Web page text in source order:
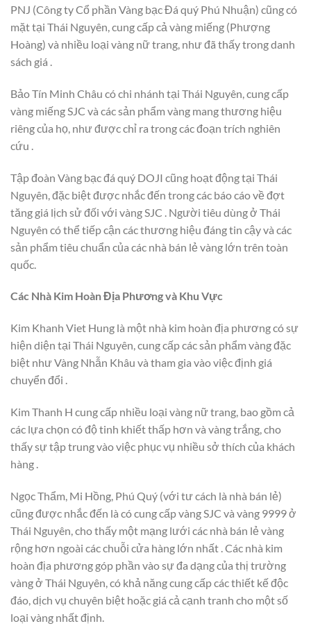
PNJ (Công ty Cổ phần Vàng bạc Đá quý Phú Nhuận) cũng có
mặt tại Thái Nguyên, cung cấp cả vàng miếng (Phượng
Hoàng) và nhiều loại vàng nữ trang, như đã thấy trong danh
sách giá .
Bảo Tín Minh Châu có chi nhánh tại Thái Nguyên, cung cấp
vàng miếng SJC và các sản phẩm vàng mang thương hiệu
riêng của họ, như được chỉ ra trong các đoạn trích nghiên
cứu .
Tập đoàn Vàng bạc đá quý DOJI cũng hoạt động tại Thái
Nguyên, đặc biệt được nhắc đến trong các báo cáo về đợt
tăng giá lịch sử đối với vàng SJC . Người tiêu dùng ở Thái
Nguyên có thể tiếp cận các thương hiệu đáng tin cậy và các
sản phẩm tiêu chuẩn của các nhà bán lẻ vàng lớn trên toàn
quốc.
Các Nhà Kim Hoàn Địa Phương và Khu Vực
Kim Khanh Viet Hung là một nhà kim hoàn địa phương có sự
hiện diện tại Thái Nguyên, cung cấp các sản phẩm vàng đặc
biệt như Vàng Nhẫn Khâu và tham gia vào việc định giá
chuyển đổi .
Kim Thanh H cung cấp nhiều loại vàng nữ trang, bao gồm cả
các lựa chọn có độ tinh khiết thấp hơn và vàng trắng, cho
thấy sự tập trung vào việc phục vụ nhiều sở thích của khách
hàng .
Ngọc Thẩm, Mi Hồng, Phú Quý (với tư cách là nhà bán lẻ)
cũng được nhắc đến là có cung cấp vàng SJC và vàng 9999 ở
Thái Nguyên, cho thấy một mạng lưới các nhà bán lẻ vàng
rộng hơn ngoài các chuỗi cửa hàng lớn nhất . Các nhà kim
hoàn địa phương góp phần vào sự đa dạng của thị trường
vàng ở Thái Nguyên, có khả năng cung cấp các thiết kế độc
đáo, dịch vụ chuyên biệt hoặc giá cả cạnh tranh cho một số
loại vàng nhất định.